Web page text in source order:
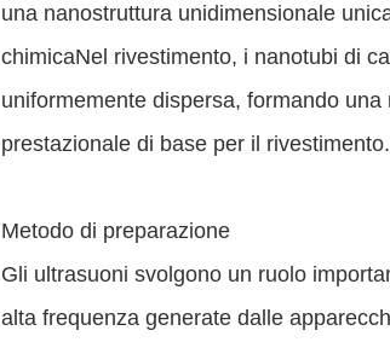
una nanostruttura unidimensionale
chimicaNel rivestimento, i nanotubi di
uniformemente dispersa, formando
prestazionale di base per il rivestimento.
Metodo di preparazione
Gli ultrasuoni svolgono un ruolo
alta frequenza generate dalle